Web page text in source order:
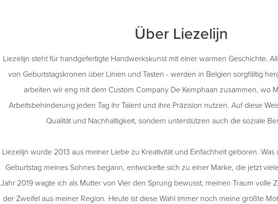
Über Liezelijn
Liezelijn steht für handgefertigte Handwerkskunst mit einer warmen Geschichte.
von Geburtstagskronen über Linien und Tasten - werden in Belgien sorgfältig
arbeiten wir eng mit dem Custom Company De Kemphaan zusammen, wo
Arbeitsbehinderung jeden Tag ihr Talent und ihre Präzision nutzen. Auf diese
Qualität und Nachhaltigkeit, sondern unterstützen auch die soziale
Liezelijn wurde 2013 aus meiner Liebe zu Kreativität und Einfachheit geboren.
Geburtstag meines Sohnes begann, entwickelte sich zu einer Marke, die jetzt
Jahr 2019 wagte ich als Mutter von Vier den Sprung bewusst, meinen Traum volle
der Zweifel aus meiner Region. Heute ist diese Wahl immer noch meine größte